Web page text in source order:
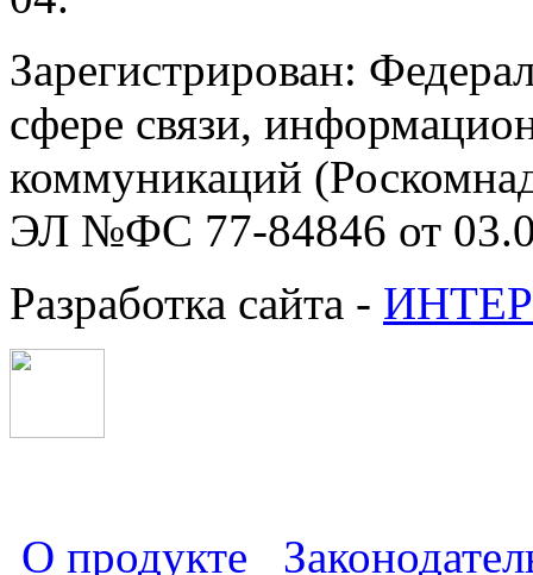
Зарегистрирован:
сфере связи,
коммуникаций
ЭЛ №ФС 77-84846 от
Разработка сайта -
О продукте